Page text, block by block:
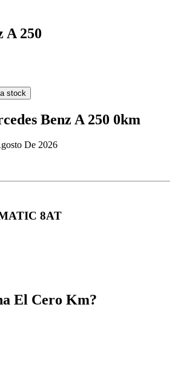
A 250
stock
Benz A 250 0km
De 2026
8AT
El Cero Km?